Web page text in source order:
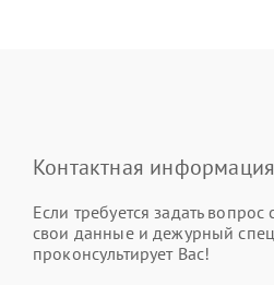
Контактная информация
Если требуется задать вопрос
свои данные и дежурный
проконсультирует Вас!